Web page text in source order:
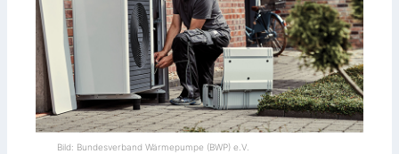
Bild: Bundesverband Wärmepumpe (BWP) e.V.